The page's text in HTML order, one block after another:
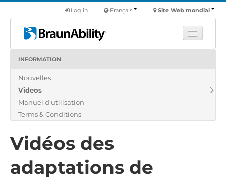
Site Web mondial
Français
Log in
Produits
Nous
Trouver un revendeur
INFORMATION
Nouvelles
Videos
Manuel d'utilisation
Terms & Conditions
Vidéos des
adaptations de